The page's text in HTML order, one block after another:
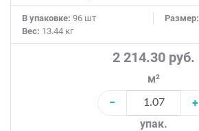
В упаковке: 96 шт Размер:
Вес: 13.44 кг
2 214.30 руб.
м²
−
+
упак.